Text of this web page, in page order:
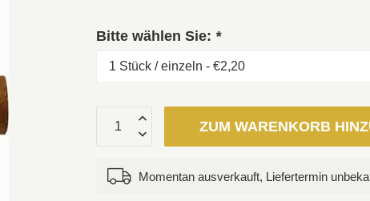
Bitte wählen Sie: *
ZUM WARENKORB
Momentan ausverkauft, Liefertermin